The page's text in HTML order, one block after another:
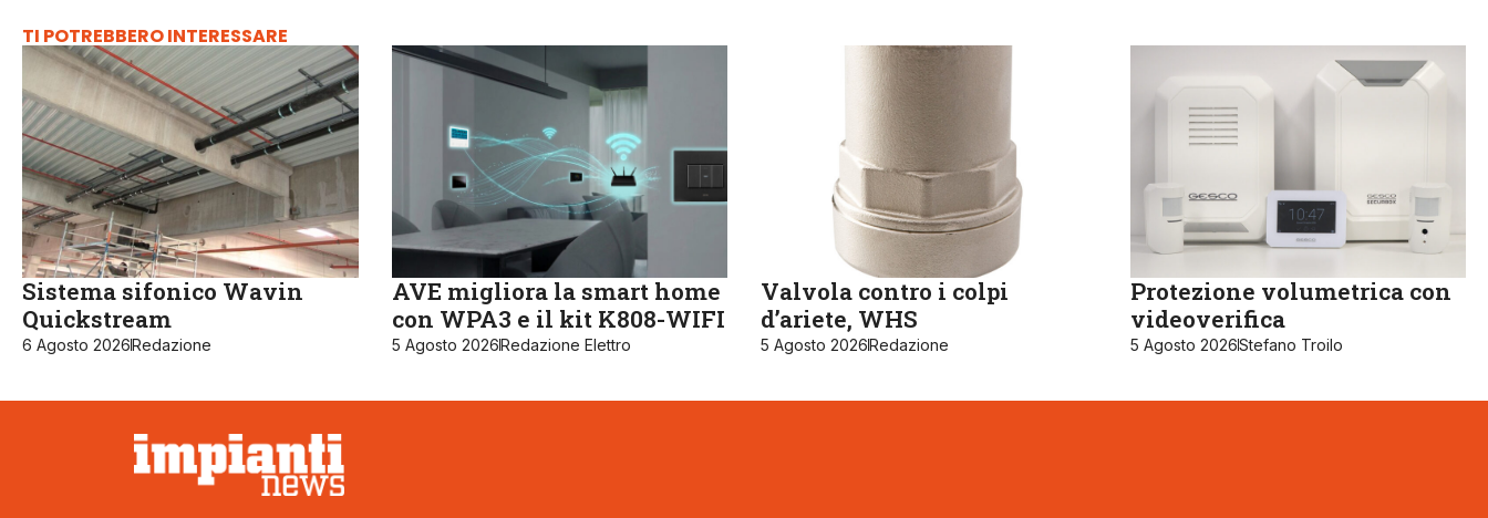
TI POTREBBERO INTERESSARE
Sistema sifonico Wavin
Quickstream
6 Agosto 2026Redazione
AVE migliora la smart home
con WPA3 e il kit K808-WIFI
5 Agosto 2026Redazione Elettro
Valvola contro i colpi
d’ariete, WHS
5 Agosto 2026Redazione
Protezione volumetrica con
videoverifica
5 Agosto 2026Stefano Troilo